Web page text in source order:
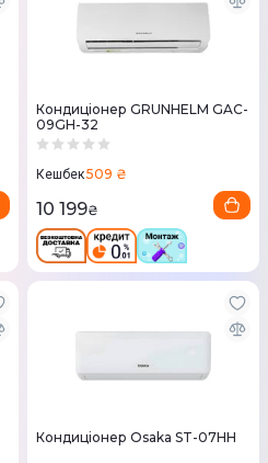
Кондиціонер GRUNHELM GAC-
09GH-32
Кешбек509 ₴
10 199₴
Кондиціонер Osaka ST-07HH